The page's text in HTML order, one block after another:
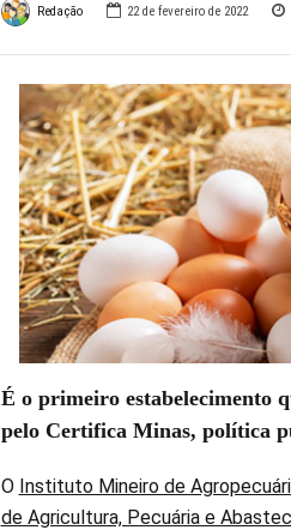
Redação 22 de fevereiro de 2022
É o primeiro estabelecimento
pelo Certifica Minas, política
O Instituto Mineiro de
de Agricultura, Pecuária e